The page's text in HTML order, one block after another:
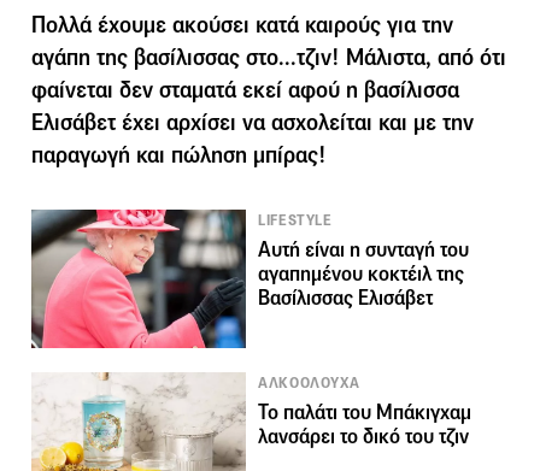
Πολλά έχουμε ακούσει κατά καιρούς για την
αγάπη της βασίλισσας στo...τζιν! Μάλιστα, από ότι
φαίνεται δεν σταματά εκεί αφού η βασίλισσα
Ελισάβετ έχει αρχίσει να ασχολείται και με την
παραγωγή και πώληση μπίρας!
LIFESTYLE
Αυτή είναι η συνταγή του
αγαπημένου κοκτέιλ της
Βασίλισσας Ελισάβετ
ΑΛΚΟΟΛΟΥΧΑ
Το παλάτι του Μπάκιγχαμ
λανσάρει το δικό του τζιν